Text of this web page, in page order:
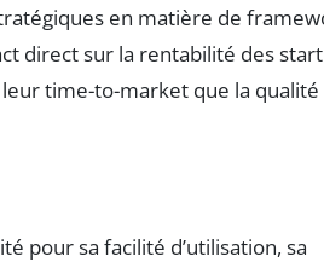
en matière de
direct sur la rentabilité des
time-to-market que la qualité
pour sa facilité d’utilisation, sa